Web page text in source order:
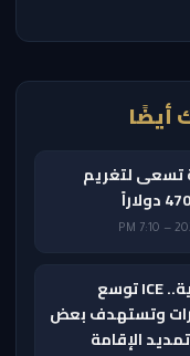
أيضًا
تسعى لتغريم
حتى في الرحلات الداخلية.. ICE توسع
وتستهدف بعض
الإقامة